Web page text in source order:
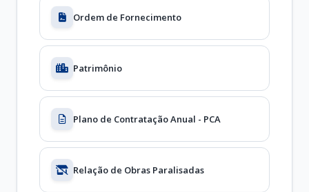
Ordem de Fornecimento
Patrimônio
Plano de Contratação Anual - PCA
Relação de Obras Paralisadas